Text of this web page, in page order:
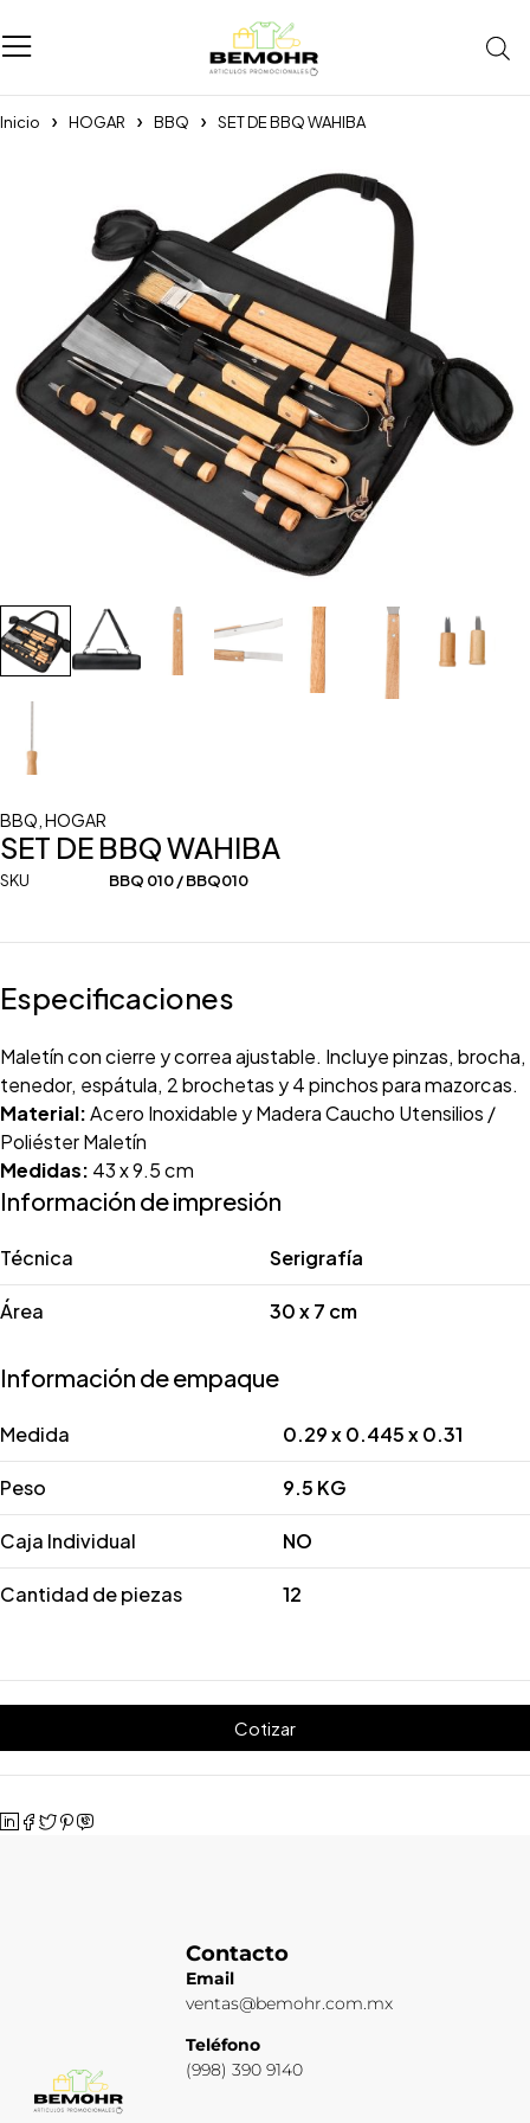
Inicio HOGAR BBQ SET DE BBQ WAHIBA
BBQ HOGAR
SET DE BBQ WAHIBA
SKU BBQ 010 / BBQ010
Especificaciones
Maletín con cierre y correa ajustable. Incluye pinzas, brocha,
tenedor, espátula, 2 brochetas y 4 pinchos para mazorcas.
Material:Acero Inoxidable y Madera Caucho Utensilios /
Poliéster Maletín
Medidas: 43 x 9.5 cm
Información de impresión
Técnica Serigrafía
Área 30 x 7 cm
Información de empaque
Medida 0.29 x 0.445 x 0.31
Peso 9.5 KG
Caja Individual NO
Cantidad de piezas 12
Cotizar
Contacto
Email
ventas@bemohr.com.mx
Teléfono
(998) 390 9140